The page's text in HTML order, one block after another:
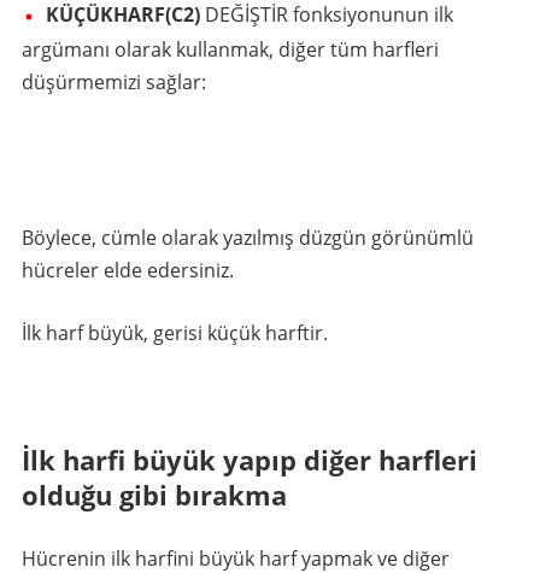
KÜÇÜKHARF(C2) DEĞİŞTİR fonksiyonunun ilk
argümanı olarak kullanmak, diğer tüm harfleri
düşürmemizi sağlar:
Böylece, cümle olarak yazılmış düzgün görünümlü
hücreler elde edersiniz.
İlk harf büyük, gerisi küçük harftir.
İlk harfi büyük yapıp diğer harfleri
olduğu gibi bırakma
Hücrenin ilk harfini büyük harf yapmak ve diğer